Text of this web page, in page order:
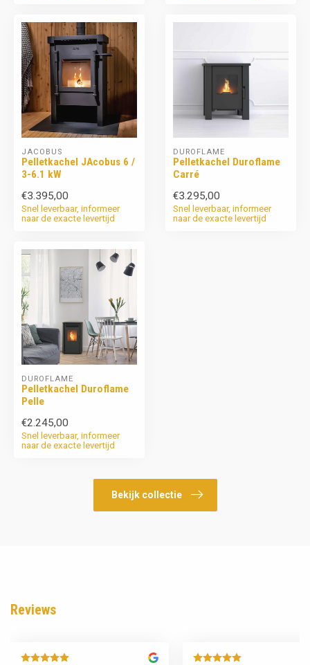
JACOBUS
Pelletkachel JAcobus 6 /
3-6.1 kW
€3.395,00
Snel leverbaar, informeer
naar de exacte levertijd
DUROFLAME
Pelletkachel Duroflame
Carré
€3.295,00
Snel leverbaar, informeer
naar de exacte levertijd
DUROFLAME
Pelletkachel Duroflame
Pelle
€2.245,00
Snel leverbaar, informeer
naar de exacte levertijd
Bekijk collectie
Reviews